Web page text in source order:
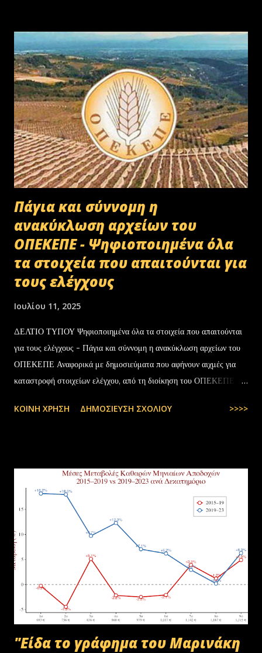
Πάγια και σύννομη η
ανακύκλωση αρχείων του
ΟΠΕΚΕΠΕ - Ψηφιοποιημένα όλα
τα στοιχεία που απαιτούνται για
τους ελέγχους
Ιουλίου 11, 2025
ΔΕΛΤΙΟ ΤΥΠΟΥ Ψηφιοποιημένα όλα τα στοιχεία που απαιτούνται
για τους ελέγχους - Πάγια και σύννομη η ανακύκλωση αρχείων του
ΟΠΕΚΕΠΕ Αναφορικά με δημοσιεύματα που αφήνουν αιχμές για
καταστροφή στοιχείων ελέγχου, από τη διοίκηση του ΟΠΕΚΕΠΕ
εστάλη προς ανακύκλωση στις 10-07-2025 στην Θεσσαλονίκη,
αποστολή των Πινάκων αρχείων Καταστρεπτέων Υλικών της ΠΔ
Μακεδονίας-Θράκης και ολοκληρώθηκε με το υπ.αρ.πρωτ.
23412/02-07-2025 έγγραφο της ΑΑΔΕ και το από 10-07-2025
πρωτόκολλο παράδοσης υλικών μεταξύ της ΑΑΔΕ-Γενική Δ/νση
Τελωνείων-Τμήμα Διαχείρισης Δημόσιου Υλικού και της
συνεργαζόμενης με αυτήν εταιρείας ανακύκλωσης. Διευκρινίζεται ότι
στο αρχείο αυτό δεν συμπεριλαμβάνονταν αρχειακό υλικό που είχε
κοινοποιηθεί ότι ελέγχεται και στο ψηφιακό αρχείο του ΟΠΕΚΕΠ...
ΚΟΙΝΉ ΧΡΉΣΗ ΔΗΜΟΣΊΕΥΣΗ ΣΧΟΛΊΟΥ >>>>
"Είδα το γράφημα του Μαρινάκη